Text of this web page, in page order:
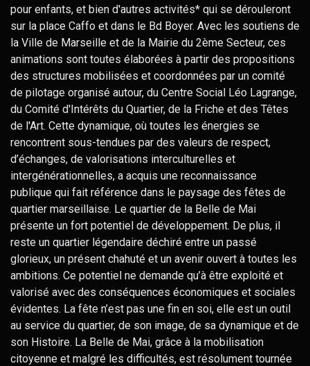
pour enfants, et bien d'autres activités* qui se dérouleront
sur la place Caffo et dans le Bd Boyer. Avec les soutiens de
la Ville de Marseille et de la Mairie du 2ème Secteur, ces
animations sont toutes élaborées à partir des propositions
des structures mobilisées et coordonnées par un comité
de pilotage organisé autour, du Centre Social Léo Lagrange,
du Comité d'Intérêts du Quartier, de la Friche et des Têtes
de l'Art. Cette dynamique, où toutes les énergies se
rencontrent sous-tendues par des valeurs de respect,
d’échanges, de valorisations interculturelles et
intergénérationnelles, a acquis une reconnaissance
publique qui fait référence dans le paysage des fêtes de
quartier marseillaise. Le quartier de la Belle de Mai
présente un fort potentiel de développement. De plus, il
reste un quartier légendaire déchiré entre un passé
glorieux, un présent chahuté et un avenir ouvert à toutes les
ambitions. Ce potentiel ne demande qu’à être exploité et
valorisé avec des conséquences économiques et sociales
évidentes. La fête n’est pas une fin en soi, elle est un outil
au service du quartier, de son image, de sa dynamique et de
son Histoire. La Belle de Mai, grâce à la mobilisation
citoyenne et malgré les difficultés, est résolument tournée